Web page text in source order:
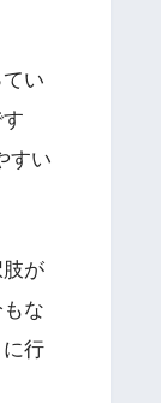
い
すい
が
な
行